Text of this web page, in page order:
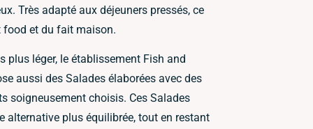
Très adapté aux déjeuners pressés, ce
food et du fait maison.
plus léger, le établissement Fish and
aussi des Salades élaborées avec des
soigneusement choisis. Ces Salades
alternative plus équilibrée, tout en restant